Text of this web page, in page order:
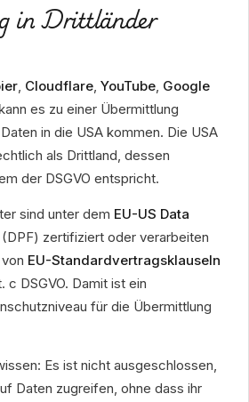
in Drittländer
, Cloudflare, YouTube, Google
es zu einer Übermittlung
in die USA kommen. Die USA
als Drittland, dessen
der DSGVO entspricht.
sind unter dem EU-US Data
(DPF) zertifiziert oder verarbeiten
EU-Standardvertragsklauseln
c DSGVO. Damit ist ein
für die Übermittlung
Es ist nicht ausgeschlossen,
Daten zugreifen, ohne dass ihr